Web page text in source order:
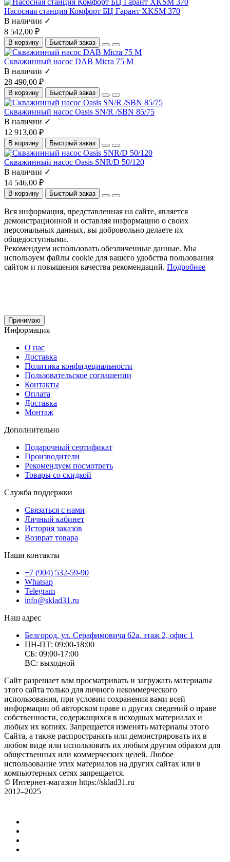
Насосная станция Комфорт БЦ Гарант XKSM 370
В наличии ✓
8 542,00 ₽
В корзину Быстрый заказ
Скважинный насос DAB Micra 75 M
В наличии ✓
28 490,00 ₽
В корзину Быстрый заказ
Скважинный насос Oasis SN/R /SBN 85/75
В наличии ✓
12 913,00 ₽
В корзину Быстрый заказ
Скважинный насос Oasis SNR/D 50/120
В наличии ✓
14 546,00 ₽
В корзину Быстрый заказ
Вся информация, представленная на сайте, является
демонстрационной и оставляя информацию о своих
персональных данных, вы добровольно делаете их
общедоступными.
Рекомендуем использовать обезличенные данные. Мы
используем файлы cookie для вашего удобства пользования
сайтом и повышения качества рекомендаций. Подробнее
Принимаю
Информация
О нас
Доставка
Политика конфидециальности
Пользовательское соглашении
Контакты
Оплата
Доставка
Монтаж
Дополнительно
Подарочный сертификат
Производители
Рекомендуем посмотреть
Товары со скидкой
Служба поддержки
Связаться с нами
Личный кабинет
История заказов
Возврат товара
Наши контакты
+7 (904) 532-59-90
Whatsap
Telegram
info@sklad31.ru
Наш адрес
Белгород, ул. Серафимовича 62а, этаж 2, офис 1
ПН-ПТ: 09:00-18:00
СБ: 09:00-17:00
ВС: выходной
Сайт разрешает вам просматривать и загружать материалы
этого сайта только для личного некоммерческого
использования, при условии сохранения вами всей
информации об авторском праве и других сведений о праве
собственности, содержащихся в исходных материалах и
любых их копиях. Запрещается изменять материалы этого
Сайта, а также распространять или демонстрировать их в
любом виде или использовать их любым другим образом для
общественных или коммерческих целей. Любое
использование этих материалов на других сайтах или в
компьютерных сетях запрещается.
© Интернет-магазин https://sklad31.ru
2012–2025